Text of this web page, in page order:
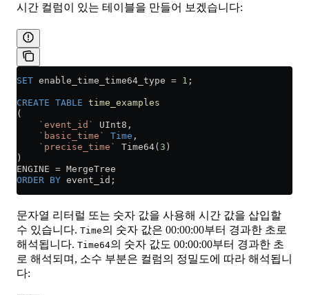
시간 컬럼이 있는 테이블을 만들어 보겠습니다:
SET enable_time_time64_type = 1 ;
CREATE TABLE time_examples
(
    `event_id`
UInt8,
    `basic_time`
Time ,
    `precise_time`
Time64( 3 )
)
ENGINE = MergeTree
ORDER BY event_id;
문자열 리터럴 또는 숫자 값을 사용해 시간 값을 삽입할
수 있습니다. Time의 숫자 값은 00:00:00부터 경과한 초로
해석됩니다. Time64의 숫자 값도 00:00:00부터 경과한 초
로 해석되며, 소수 부분은 컬럼의 정밀도에 따라 해석됩니
다: